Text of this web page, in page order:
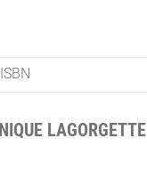
LAGORGETTE